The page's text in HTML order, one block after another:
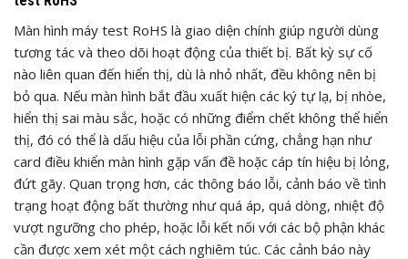
Màn hình máy test RoHS là giao diện chính giúp người dùng
tương tác và theo dõi hoạt động của thiết bị. Bất kỳ sự cố
nào liên quan đến hiển thị, dù là nhỏ nhất, đều không nên bị
bỏ qua. Nếu màn hình bắt đầu xuất hiện các ký tự lạ, bị nhòe,
hiển thị sai màu sắc, hoặc có những điểm chết không thể hiển
thị, đó có thể là dấu hiệu của lỗi phần cứng, chẳng hạn như
card điều khiển màn hình gặp vấn đề hoặc cáp tín hiệu bị lỏng,
đứt gãy. Quan trọng hơn, các thông báo lỗi, cảnh báo về tình
trạng hoạt động bất thường như quá áp, quá dòng, nhiệt độ
vượt ngưỡng cho phép, hoặc lỗi kết nối với các bộ phận khác
cần được xem xét một cách nghiêm túc. Các cảnh báo này